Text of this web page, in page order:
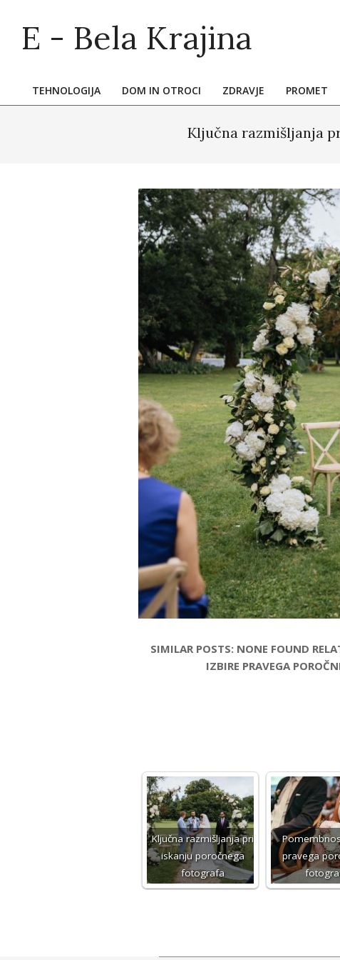
contentE - Bela Krajina
Primary
TEHNOLOGIJA DOM IN OTROCI ZDRAVJE PROMET
Ključna razmišljanja
SIMILAR POSTS: NONE FOUND
IZBIRE PRAVEGA
Ključna razmišljanja pri
iskanju poročnega
fotografa
pravega